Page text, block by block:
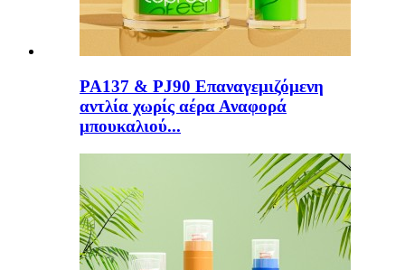
PA137 & PJ90 Επαναγεμιζόμενη
αντλία χωρίς αέρα Αναφορά
μπουκαλιού...